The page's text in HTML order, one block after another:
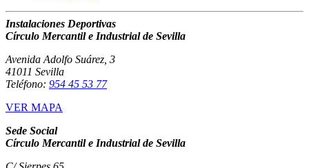
Instalaciones Deportivas
Círculo Mercantil e Industrial de Sevilla
Avenida Adolfo Suárez, 3
41011 Sevilla
Teléfono: 954 45 53 77
VER MAPA
Sede Social
Círculo Mercantil e Industrial de Sevilla